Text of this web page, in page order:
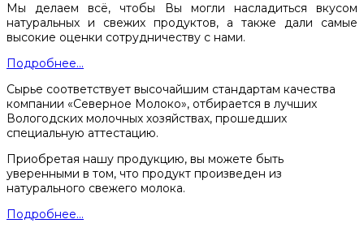
Мы делаем всё, чтобы Вы могли насладиться вкусом
натуральных и свежих продуктов, а также дали самые
высокие оценки сотрудничеству с нами.
Подробнее...
Сырье соответствует высочайшим стандартам качества
компании «Северное Молоко», отбирается в лучших
Вологодских молочных хозяйствах, прошедших
специальную аттестацию.
Приобретая нашу продукцию, вы можете быть
уверенными в том, что продукт произведен из
натурального свежего молока.
Подробнее...